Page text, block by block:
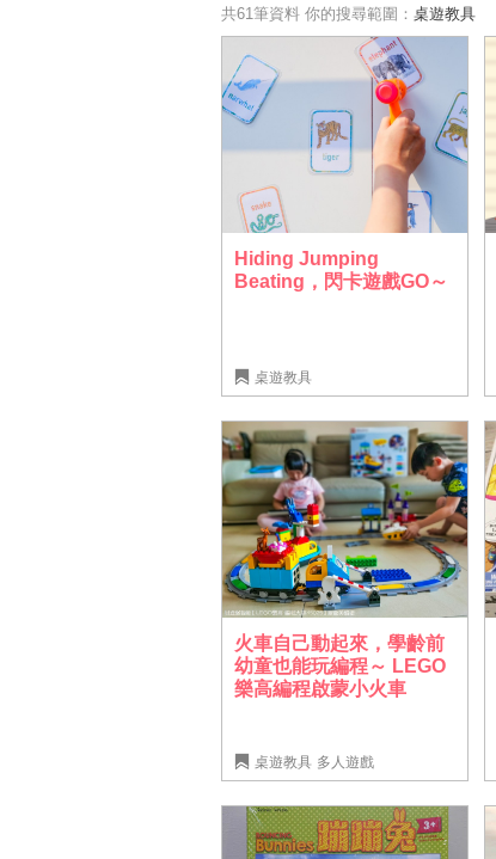
共61筆資料 你的搜尋範圍： 桌遊教具
Hiding Jumping
Beating，閃卡遊戲GO～
桌遊教具
火車自己動起來，學齡前
幼童也能玩編程～ LEGO
樂高編程啟蒙小火車
桌遊教具 多人遊戲